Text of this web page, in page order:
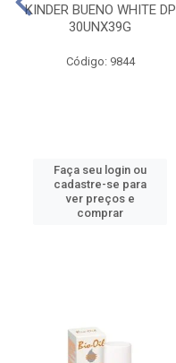
KINDER BUENO WHITE DP
30UNX39G
Código: 9844
Faça seu login ou
cadastre-se para
ver preços e
comprar